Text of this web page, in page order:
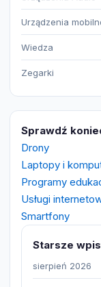
Urządzenia
Wiedza
Zegarki
Sprawdź
Drony
Laptopy i
Programy
Usługi
Smartfony
Starsze
sierpień 2026